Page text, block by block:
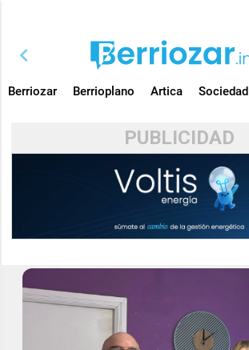
chevron_left
Berriozar Berrioplano Artica Sociedad
PUBLICIDAD